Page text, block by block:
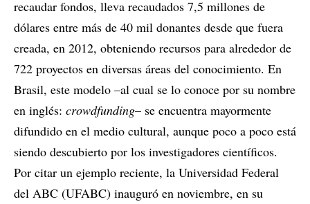
recaudar fondos, lleva recaudados 7,5 millones de
dólares entre más de 40 mil donantes desde que fuera
creada, en 2012, obteniendo recursos para alrededor de
722 proyectos en diversas áreas del conocimiento. En
Brasil, este modelo –al cual se lo conoce por su nombre
en inglés: crowdfunding– se encuentra mayormente
difundido en el medio cultural, aunque poco a poco está
siendo descubierto por los investigadores científicos.
Por citar un ejemplo reciente, la Universidad Federal
del ABC (UFABC) inauguró en noviembre, en su